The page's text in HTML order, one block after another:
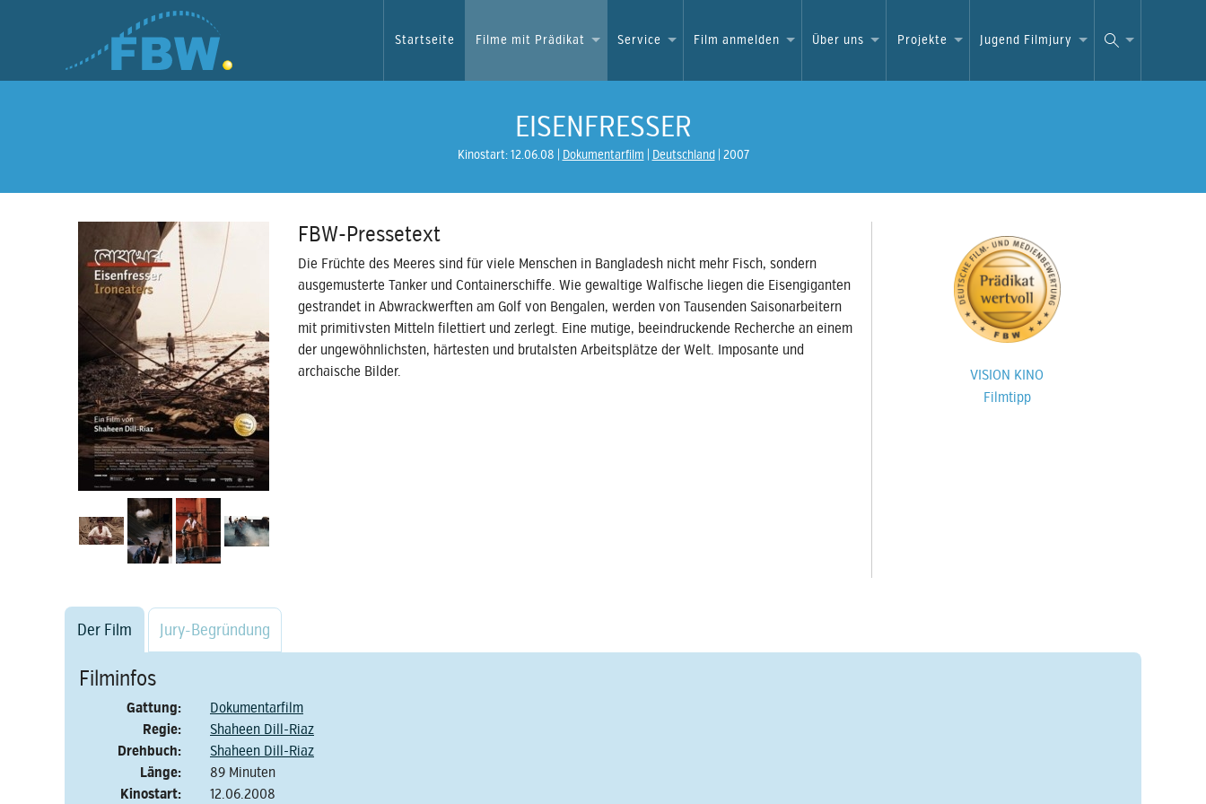
Startseite Filme mit Prädikat Service Film anmelden Über uns Projekte Jugend Filmjury
EISENFRESSER
Kinostart: 12.06.08 Dokumentarfilm Deutschland 2007
FBW-Pressetext
Die Früchte des Meeres sind für viele Menschen in Bangladesh nicht mehr Fisch, sondern
ausgemusterte Tanker und Containerschiffe. Wie gewaltige Walfische liegen die Eisengiganten
gestrandet in Abwrackwerften am Golf von Bengalen, werden von Tausenden Saisonarbeitern
mit primitivsten Mitteln filettiert und zerlegt. Eine mutige, beeindruckende Recherche an einem
der ungewöhnlichsten, härtesten und brutalsten Arbeitsplätze der Welt. Imposante und
archaische Bilder.
VISION KINO
Filmtipp
Der Film Jury-Begründung
Filminfos
Gattung:
Dokumentarfilm
Regie:
Shaheen Dill-Riaz
Drehbuch:
Shaheen Dill-Riaz
Länge:
89 Minuten
Kinostart:
12.06.2008